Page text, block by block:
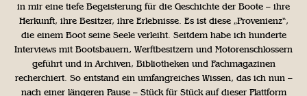
in mir eine tiefe Begeisterung für die Geschichte der Boote – ihre
Herkunft, ihre Besitzer, ihre Erlebnisse. Es ist diese „Provenienz“,
die einem Boot seine Seele verleiht. Seitdem habe ich hunderte
Interviews mit Bootsbauern, Werftbesitzern und Motorenschlossern
geführt und in Archiven, Bibliotheken und Fachmagazinen
recherchiert. So entstand ein umfangreiches Wissen, das ich nun –
nach einer längeren Pause – Stück für Stück auf dieser Plattform